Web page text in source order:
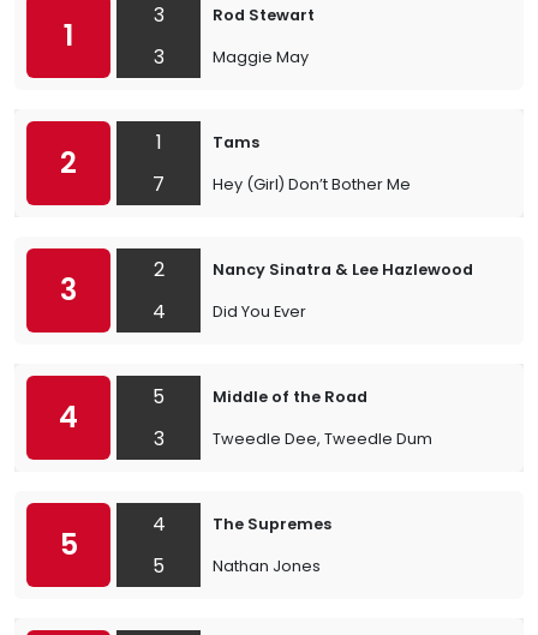
1
3
3
Rod Stewart
Maggie May
2
1
7
Tams
Hey (Girl) Don’t Bother Me
3
2
4
Nancy Sinatra & Lee Hazlewood
Did You Ever
4
5
3
Middle of the Road
Tweedle Dee, Tweedle Dum
5
4
5
The Supremes
Nathan Jones